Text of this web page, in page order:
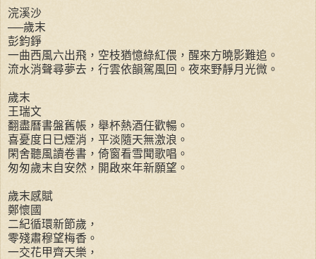
浣溪沙
──歲末
彭鈞錚
一曲西風六出飛，空枝猶憶綠紅偎，醒來方曉影難追。
流水消聲尋夢去，行雲依韻駕風回。夜來野靜月光微。
歲末
王瑞文
翻盡曆書盤舊帳，舉杯熱酒任歡暢。
喜憂度日已煙消，平淡隨天無激浪。
閑舍聽風讀卷書，倚窗看雪聞歌唱。
匆匆歲末自安然，開啟來年新願望。
歲末感賦
鄭懷國
二紀循環新節歲，
零殘肅穆望梅香。
一交花甲齊天樂，